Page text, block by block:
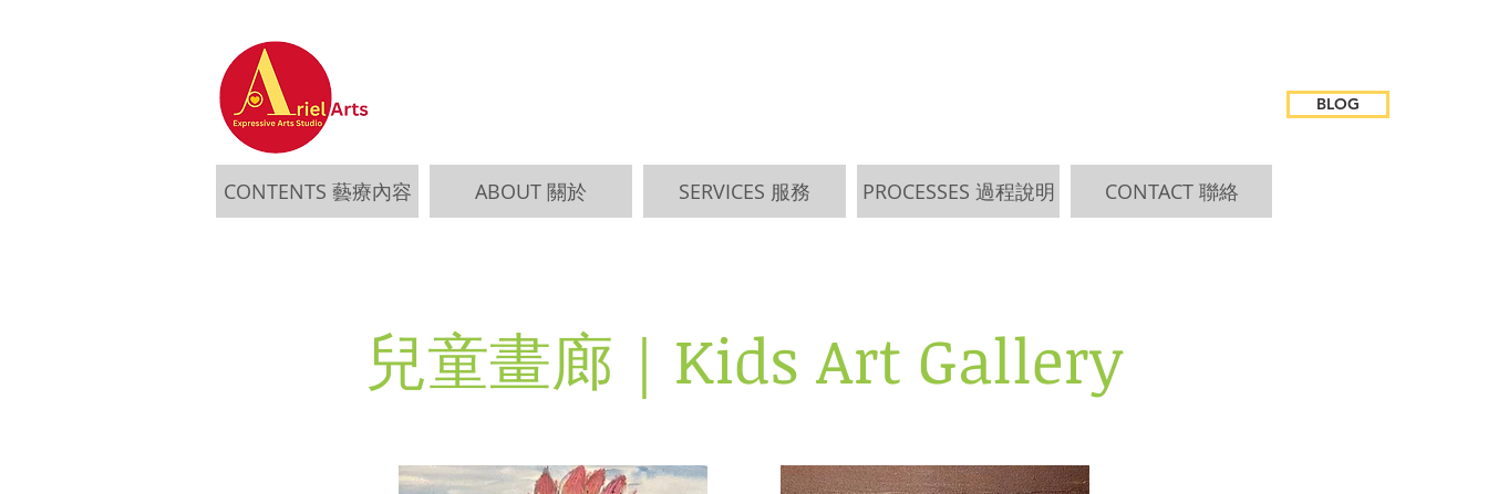
BLOG
CONTENTS 藝療內容 ABOUT 關於 SERVICES 服務 PROCESSES 過程說明 CONTACT 聯絡
兒童畫廊｜Kids Art Gallery